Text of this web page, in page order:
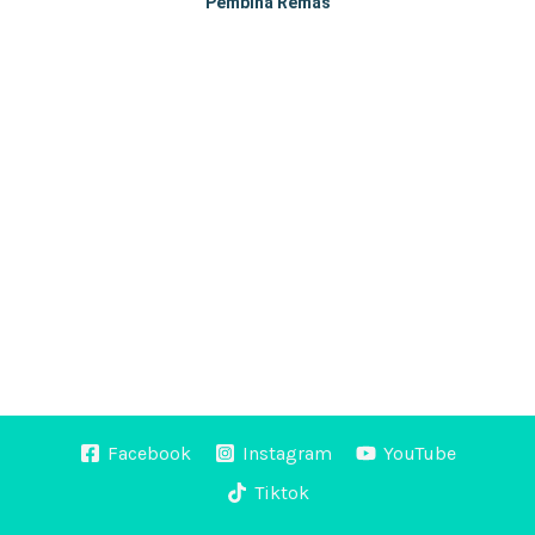
Facebook Instagram
YouTube
Tiktok